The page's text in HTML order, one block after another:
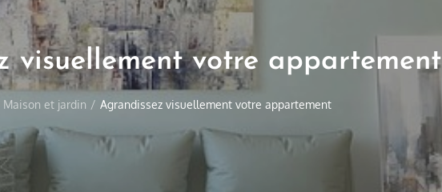
visuellement votre appartement
Maison et jardin Agrandissez visuellement votre appartement